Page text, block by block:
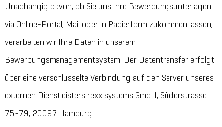
Unabhängig davon, ob Sie uns Ihre Bewerbungsunterlagen
via Online-Portal, Mail oder in Papierform zukommen lassen,
verarbeiten wir Ihre Daten in unserem
Bewerbungsmanagementsystem. Der Datentransfer erfolgt
über eine verschlüsselte Verbindung auf den Server unseres
externen Dienstleisters rexx systems GmbH, Süderstrasse
75-79, 20097 Hamburg.